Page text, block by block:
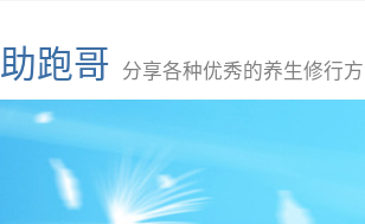
助跑哥 分享各种优秀的养生修行方